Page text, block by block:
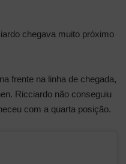
chegava muito próximo
frente na linha de chegada,
Ricciardo não conseguiu
com a quarta posição.